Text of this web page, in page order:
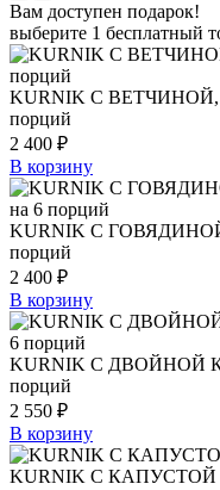
Вам доступен подарок!
выберите 1 бесплатный
KURNIK С
порций
2 400 ₽
В корзину
KURNIK С
порций
2 400 ₽
В корзину
KURNIK С ДВОЙНОЙ
порций
2 550 ₽
В корзину
KURNIK С КАПУСТОЙ